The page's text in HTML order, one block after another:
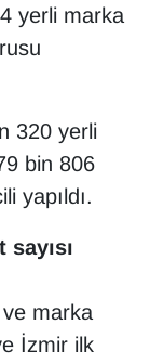
yerli marka
320 yerli
bin 806
yapıldı.
ve marka
İzmir ilk